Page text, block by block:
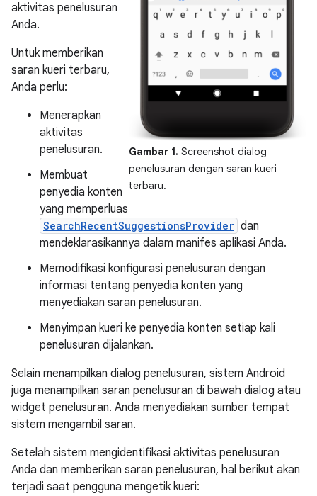
Gambar 1. Screenshot dialog
penelusuran dengan saran kueri
terbaru.
aktivitas penelusuran
Anda.
Untuk memberikan
saran kueri terbaru,
Anda perlu:
Menerapkan
aktivitas
penelusuran.
Membuat
penyedia konten
yang memperluas
SearchRecentSuggestionsProvider dan
mendeklarasikannya dalam manifes aplikasi Anda.
Memodifikasi konfigurasi penelusuran dengan
informasi tentang penyedia konten yang
menyediakan saran penelusuran.
Menyimpan kueri ke penyedia konten setiap kali
penelusuran dijalankan.
Selain menampilkan dialog penelusuran, sistem Android
juga menampilkan saran penelusuran di bawah dialog atau
widget penelusuran. Anda menyediakan sumber tempat
sistem mengambil saran.
Setelah sistem mengidentifikasi aktivitas penelusuran
Anda dan memberikan saran penelusuran, hal berikut akan
terjadi saat pengguna mengetik kueri: